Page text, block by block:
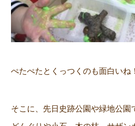
ぺたぺたとくっつくのも面白いね！
そこに、先日史跡公園や緑地公園